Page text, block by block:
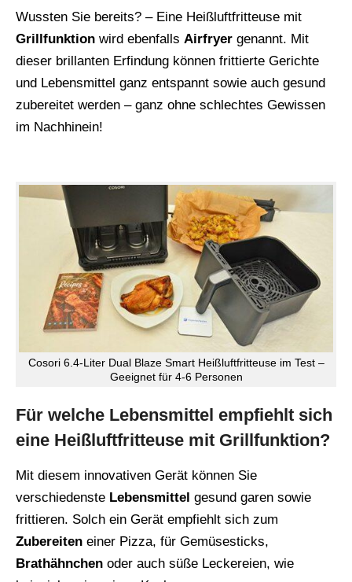
Wussten Sie bereits? – Eine Heißluftfritteuse mit
Grillfunktion wird ebenfalls Airfryer genannt. Mit
dieser brillanten Erfindung können frittierte Gerichte
und Lebensmittel ganz entspannt sowie auch gesund
zubereitet werden – ganz ohne schlechtes Gewissen
im Nachhinein!
Cosori 6.4-Liter Dual Blaze Smart Heißluftfritteuse im Test –
Geeignet für 4-6 Personen
Für welche Lebensmittel empfiehlt sich
eine Heißluftfritteuse mit Grillfunktion?
Mit diesem innovativen Gerät können Sie
verschiedenste Lebensmittel gesund garen sowie
frittieren. Solch ein Gerät empfiehlt sich zum
Zubereiten einer Pizza, für Gemüsesticks,
Brathähnchen oder auch süße Leckereien, wie